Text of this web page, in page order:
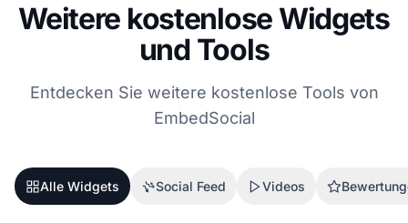
Weitere kostenlose Widgets
und Tools
Entdecken Sie weitere kostenlose Tools von
EmbedSocial
Alle Widgets Social Feed Videos